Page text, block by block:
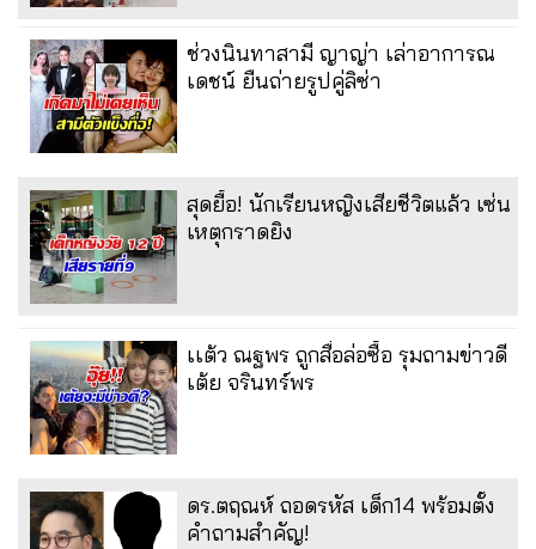
ช่วงนินทาสามี ญาญ่า เล่าอาการณ
เดชน์ ยืนถ่ายรูปคู่ลิซ่า
สุดยื้อ! นักเรียนหญิงเสียชีวิตแล้ว เซ่น
เหตุกราดยิง
เเต้ว ณฐพร ถูกสื่อล่อซื้อ รุมถามข่าวดี
เต้ย จรินทร์พร
ดร.ตฤณห์ ถอดรหัส เด็ก14 พร้อมตั้ง
คำถามสำคัญ!